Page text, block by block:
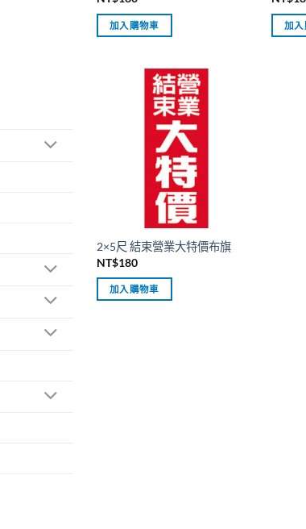
加入購物車 加入
2×5尺 結束營業大特價布旗
NT$180
加入購物車